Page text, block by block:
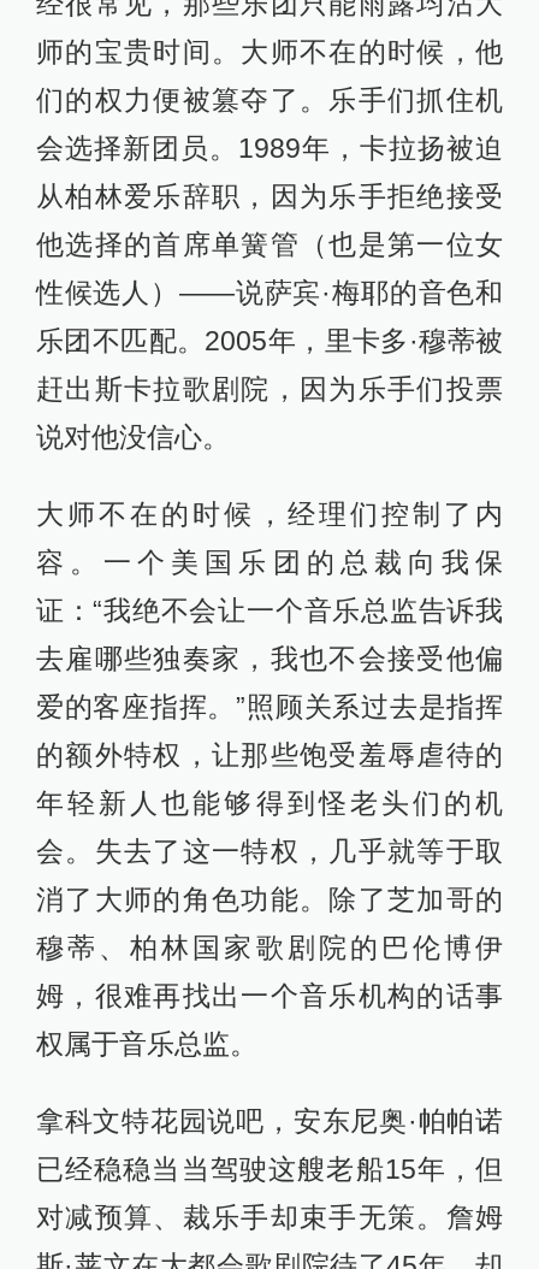
师的宝贵时间。大师不在的时候，他
们的权力便被篡夺了。乐手们抓住机
会选择新团员。1989年，卡拉扬被迫
从柏林爱乐辞职，因为乐手拒绝接受
他选择的首席单簧管（也是第一位女
性候选人）——说萨宾·梅耶的音色和
乐团不匹配。2005年，里卡多·穆蒂被
赶出斯卡拉歌剧院，因为乐手们投票
说对他没信心。
大师不在的时候，经理们控制了内
容。一个美国乐团的总裁向我保
证：“我绝不会让一个音乐总监告诉我
去雇哪些独奏家，我也不会接受他偏
爱的客座指挥。”照顾关系过去是指挥
的额外特权，让那些饱受羞辱虐待的
年轻新人也能够得到怪老头们的机
会。失去了这一特权，几乎就等于取
消了大师的角色功能。除了芝加哥的
穆蒂、柏林国家歌剧院的巴伦博伊
姆，很难再找出一个音乐机构的话事
权属于音乐总监。
拿科文特花园说吧，安东尼奥·帕帕诺
已经稳稳当当驾驶这艘老船15年，但
对减预算、裁乐手却束手无策。詹姆